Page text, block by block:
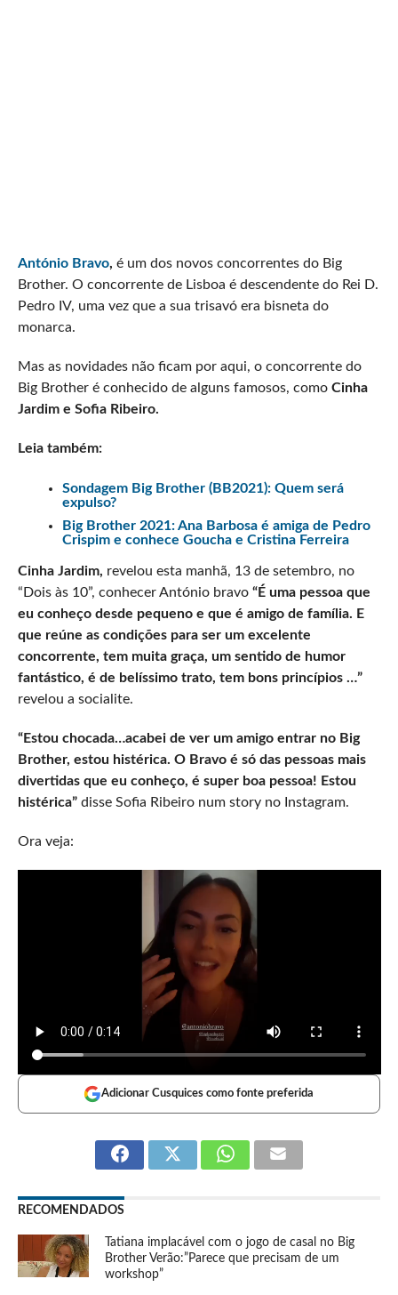
António Bravo, é um dos novos concorrentes do Big
Brother. O concorrente de Lisboa é descendente do Rei D.
Pedro IV, uma vez que a sua trisavó era bisneta do
monarca.
Mas as novidades não ficam por aqui, o concorrente do
Big Brother é conhecido de alguns famosos, como Cinha
Jardim e Sofia Ribeiro.
Leia também:
Sondagem Big Brother (BB2021): Quem será
expulso?
Big Brother 2021: Ana Barbosa é amiga de Pedro
Crispim e conhece Goucha e Cristina Ferreira
Cinha Jardim, revelou esta manhã, 13 de setembro, no
“Dois às 10”, conhecer António bravo “É uma pessoa que
eu conheço desde pequeno e que é amigo de família. E
que reúne as condições para ser um excelente
concorrente, tem muita graça, um sentido de humor
fantástico, é de belíssimo trato, tem bons princípios …”
revelou a socialite.
“Estou chocada…acabei de ver um amigo entrar no Big
Brother, estou histérica. O Bravo é só das pessoas mais
divertidas que eu conheço, é super boa pessoa! Estou
histérica” disse Sofia Ribeiro num story no Instagram.
Ora veja:
Adicionar Cusquices como fonte preferida
RECOMENDADOS
Tatiana implacável com o jogo de casal no Big
Brother Verão:”Parece que precisam de um
workshop”